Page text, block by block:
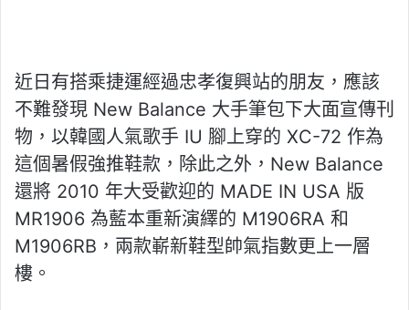
近日有搭乘捷運經過忠孝復興站的朋友，應該
不難發現 New Balance 大手筆包下大面宣傳刊
物，以韓國人氣歌手 IU 腳上穿的 XC-72 作為
這個暑假強推鞋款，除此之外，New Balance
還將 2010 年大受歡迎的 MADE IN USA 版
MR1906 為藍本重新演繹的 M1906RA 和
M1906RB，兩款嶄新鞋型帥氣指數更上一層
樓。